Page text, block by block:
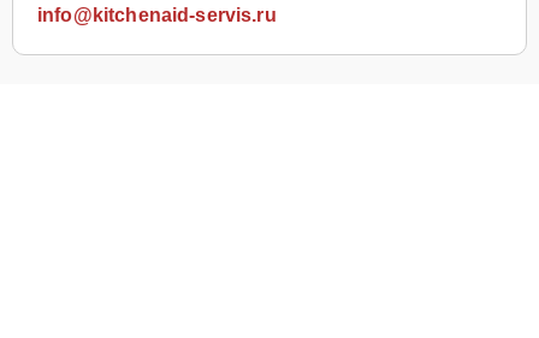
info@kitchenaid-servis.ru